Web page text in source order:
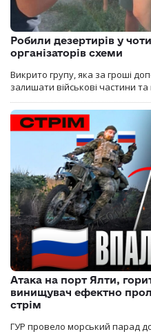
Робили дезертирів у
організаторів схеми
Викрито групу, яка за гроші
залишати військові частини
Атака на порт Ялти,
винищувач ефектно
стрім
ГУР провело морський парад